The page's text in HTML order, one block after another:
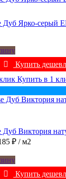
Дуб Ярко-серый
Купить
Купить в 1
Дуб Виктория
₽ / м2
Купить